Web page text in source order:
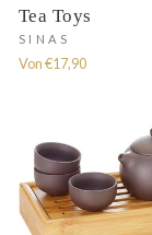
Tea Toys
SINAS
Von €17,90